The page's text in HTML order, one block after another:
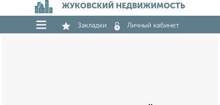
ЖУКОВСКИЙ НЕДВИЖИМОСТЬ
Закладки Личный кабинет